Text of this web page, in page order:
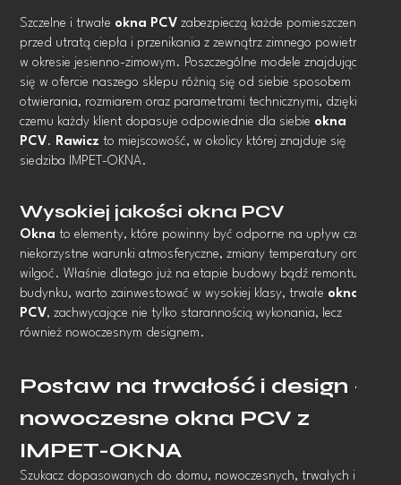
Szczelne i trwałe okna PCV zabezpieczą każde pomieszczenie
przed utratą ciepła i przenikania z zewnątrz zimnego powietrza
w okresie jesienno-zimowym. Poszczególne modele znajdujące
się w ofercie naszego sklepu różnią się od siebie sposobem
otwierania, rozmiarem oraz parametrami technicznymi, dzięki
czemu każdy klient dopasuje odpowiednie dla siebie okna
PCV . Rawicz to miejscowość, w okolicy której znajduje się
siedziba IMPET-OKNA.
Wysokiej jakości okna PCV
Oknato elementy, które powinny być odporne na upływ czasu,
niekorzystne warunki atmosferyczne, zmiany temperatury oraz
wilgoć. Właśnie dlatego już na etapie budowy bądź remontu
budynku, warto zainwestować w wysokiej klasy, trwałe okna
PCV, zachwycające nie tylko starannością wykonania, lecz
również nowoczesnym designem.
Postaw na trwałość i design –
nowoczesne okna PCV z
IMPET-OKNA
Szukacz dopasowanych do domu, nowoczesnych, trwałych i